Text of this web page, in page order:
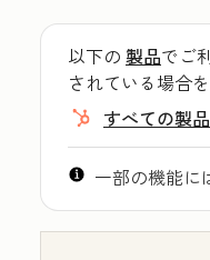
以下の 製品でご
されている場合
すべての製
一部の機能に